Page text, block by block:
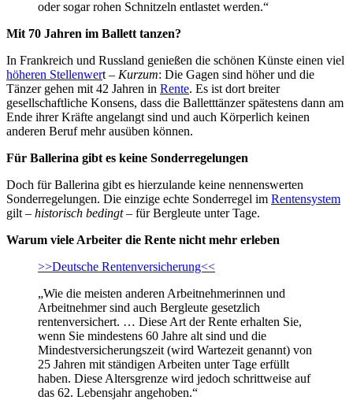
oder sogar rohen Schnitzeln entlastet werden.“
Mit 70 Jahren im Ballett tanzen?
In Frankreich und Russland genießen die schönen Künste einen viel
höheren Stellenwert – Kurzum: Die Gagen sind höher und die
Tänzer gehen mit 42 Jahren in Rente. Es ist dort breiter
gesellschaftliche Konsens, dass die Balletttänzer spätestens dann am
Ende ihrer Kräfte angelangt sind und auch Körperlich keinen
anderen Beruf mehr ausüben können.
Für Ballerina gibt es keine Sonderregelungen
Doch für Ballerina gibt es hierzulande keine nennenswerten
Sonderregelungen. Die einzige echte Sonderregel im Rentensystem
gilt – historisch bedingt– für Bergleute unter Tage.
Warum viele Arbeiter die Rente nicht mehr erleben
>>Deutsche Rentenversicherung<<
„Wie die meisten anderen Arbeitnehmerinnen und
Arbeitnehmer sind auch Bergleute gesetzlich
rentenversichert. … Diese Art der Rente erhalten Sie,
wenn Sie mindestens 60 Jahre alt sind und die
Mindestversicherungszeit (wird Wartezeit genannt) von
25 Jahren mit ständigen Arbeiten unter Tage erfüllt
haben. Diese Altersgrenze wird jedoch schrittweise auf
das 62. Lebensjahr angehoben.“